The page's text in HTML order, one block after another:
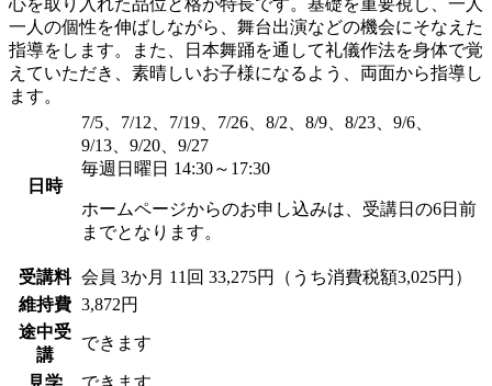
一人の個性を伸ばしながら、舞台出演などの機会にそなえた
指導をします。また、日本舞踊を通して礼儀作法を身体で覚
えていただき、素晴しいお子様になるよう、両面から指導し
ます。
日時
7/5、7/12、7/19、7/26、8/2、8/9、8/23、9/6、
9/13、9/20、9/27
毎週日曜日 14:30～17:30
ホームページからのお申し込みは、受講日の6日前
までとなります。
受講料 会員 3か月 11回 33,275円（うち消費税額3,025円）
維持費 3,872円
途中受
講
できます
見学
できます